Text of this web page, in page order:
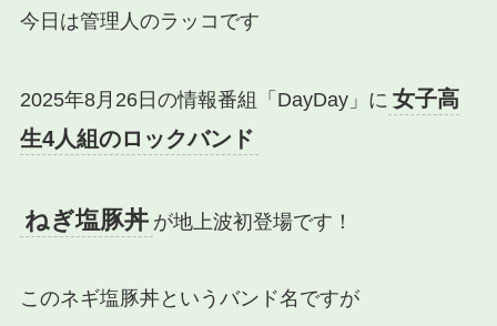
今日は管理人のラッコです
2025年8月26日の情報番組「DayDay」に 女子高
生4人組のロックバンド
ねぎ塩豚丼 が地上波初登場です！
このネギ塩豚丼というバンド名ですが